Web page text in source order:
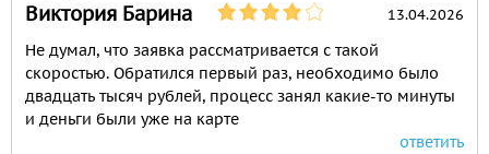
Виктория Барина 13.04.2026
Не думал, что заявка рассматривается с такой
скоростью. Обратился первый раз, необходимо было
двадцать тысяч рублей, процесс занял какие-то минуты
и деньги были уже на карте
ответить